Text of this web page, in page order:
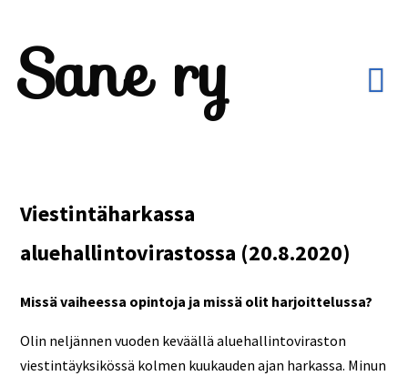
Sane ry
Viestintäharkassa
aluehallintovirastossa (20.8.2020)
Missä vaiheessa opintoja ja missä olit harjoittelussa?
Olin neljännen vuoden keväällä aluehallintoviraston
viestintäyksikössä kolmen kuukauden ajan harkassa. Minun